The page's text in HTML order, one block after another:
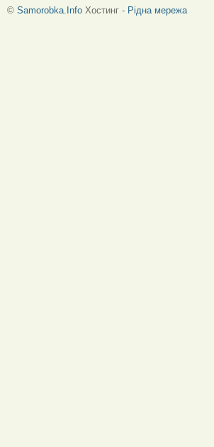
© Samorobka.Info Хостинг - Рідна мережа